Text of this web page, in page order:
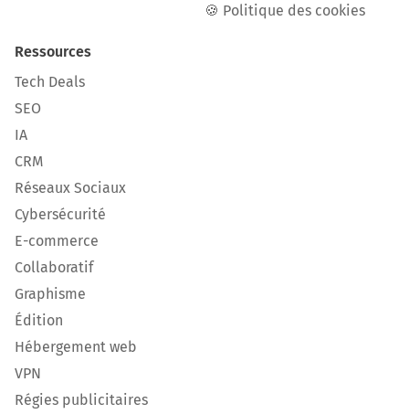
🍪 Politique des cookies
Ressources
Tech Deals
SEO
IA
CRM
Réseaux Sociaux
Cybersécurité
E-commerce
Collaboratif
Graphisme
Édition
Hébergement web
VPN
Régies publicitaires